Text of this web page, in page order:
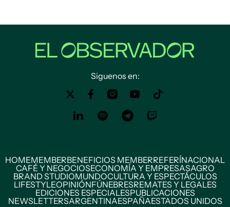
Siguenos en:
HOMEMEMBERBENEFICIOS MEMBERREFERÍNACIONAL
CAFÉ Y NEGOCIOSECONOMÍA Y EMPRESASAGRO
BRAND STUDIOMUNDOCULTURA Y ESPECTÁCULOS
LIFESTYLEOPINIÓNFÚNEBRESREMATES Y LEGALES
EDICIONES ESPECIALESPUBLICACIONES
NEWSLETTERSARGENTINAESPAÑAESTADOS UNIDOS